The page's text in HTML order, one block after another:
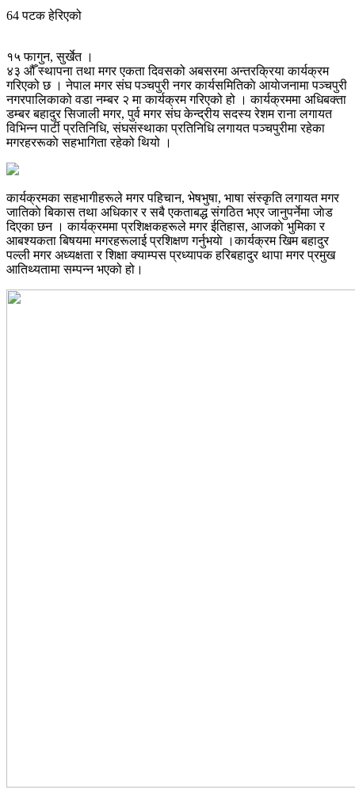
64 पटक हेरिएको
१५ फागुन, सुर्खेत ।
४३ औँ स्थापना तथा मगर एकता दिवसको अबसरमा अन्तरक्रिया कार्यक्रम
गरिएको छ । नेपाल मगर संघ पञ्चपुरी नगर कार्यसमितिकाे आयाेजनामा पञ्चपुरी
नगरपालिकाको वडा नम्बर २ मा कार्यक्रम गरिएको हो । कार्यक्रममा अधिबक्ता
डम्बर बहादुर सिजाली मगर, पुर्व मगर संघ केन्द्रीय सदस्य रेशम राना लगायत
विभिन्न पार्टी प्रतिनिधि, संघसंस्थाका प्रतिनिधि लगायत पञ्चपुरीमा रहेका
मगरहररूकाे सहभागिता रहेको थियो ।
कार्यक्रमका सहभागीहरूले मगर पहिचान, भेषभुषा, भाषा संस्कृति लगायत मगर
जातिकाे बिकास तथा अधिकार र सबै एकताबद्ध संगठित भएर जानुपर्नेमा जाेड
दिएका छन । कार्यक्रममा प्रशिक्षकहरूले मगर ईतिहास, आजकाे भुमिका र
आबश्यकता बिषयमा मगरहरूलाई प्रशिक्षण गर्नुभयाे ।कार्यक्रम खिम बहादुर
पल्ली मगर अध्यक्षता र शिक्षा क्याम्पस प्रध्यापक हरिबहादुर थापा मगर प्रमुख
आतिथ्यतामा सम्पन्न भएको हो।